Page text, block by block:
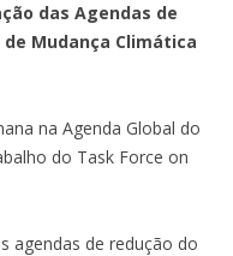
das Agendas de
Mudança Climática
na Agenda Global do
do Task Force on
agendas de redução do